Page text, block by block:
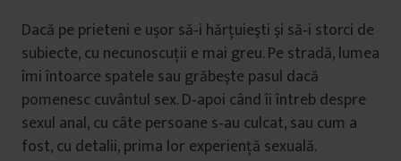
Dacă pe prieteni e uşor să‑i hărţuieşti şi să‑i storci de
subiecte, cu necunoscuţii e mai greu. Pe stradă, lumea
îmi întoarce spatele sau grăbeşte pasul dacă
pomenesc cuvântul sex. D‑apoi când îi întreb despre
sexul anal, cu câte persoane s‑au culcat, sau cum a
fost, cu detalii, prima lor experienţă sexuală.